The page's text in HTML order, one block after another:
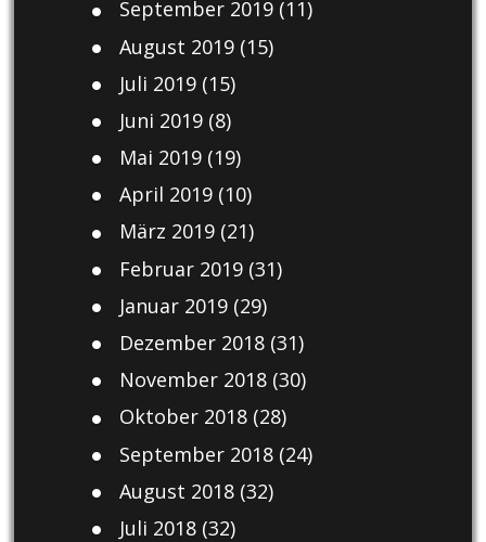
September 2019(11)
August 2019(15)
Juli 2019(15)
Juni 2019(8)
Mai 2019(19)
April 2019(10)
März 2019(21)
Februar 2019(31)
Januar 2019(29)
Dezember 2018(31)
November 2018(30)
Oktober 2018(28)
September 2018(24)
August 2018(32)
Juli 2018(32)